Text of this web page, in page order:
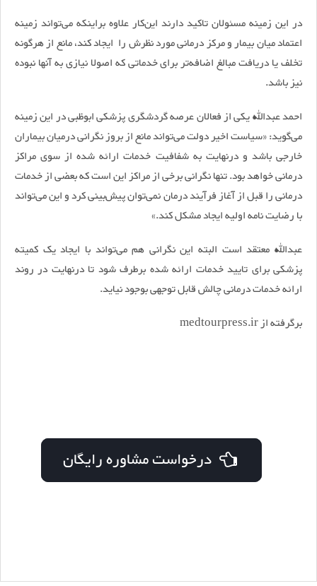
در این زمینه مسئولان تاکید دارند این‌کار علاوه براینکه می‌تواند زمینه
اعتماد میان بیمار و مرکز درمانی مورد نظرش را ایجاد کند، مانع از هرگونه
تخلف یا دریافت مبالغ اضافه‌تر برای خدماتی که اصولا نیازی به آنها نبوده
نیز باشد.
احمد عبدالله یکی از فعالان عرصه گردشگری پزشکی ابوظبی در این زمینه
می‌گوید: «سیاست اخیر دولت می‌تواند مانع از بروز نگرانی درمیان بیماران
خارجی باشد و درنهایت به شفافیت خدمات ارائه شده از سوی مراکز
درمانی خواهد بود. تنها نگرانی برخی از مراکز این است که بعضی از خدمات
درمانی را قبل از آغاز فرآیند درمان نمی‌توان پیش‌بینی کرد و این می‌تواند
با رضایت نامه اولیه ایجاد مشکل کند.»
عبدالله معتقد است البته این نگرانی هم می‌تواند با ایجاد یک کمیته
پزشکی برای تایید خدمات ارائه شده برطرف شود تا درنهایت در روند
ارائه خدمات درمانی چالش قابل توجهی بوجود نیاید.
برگرفته از medtourpress.ir
درخواست مشاوره رایگان